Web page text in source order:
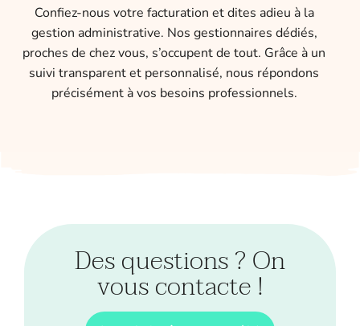
Confiez-nous votre facturation et dites adieu à la
gestion administrative. Nos gestionnaires dédiés,
proches de chez vous, s’occupent de tout. Grâce à un
suivi transparent et personnalisé, nous répondons
précisément à vos besoins professionnels.
Des questions ? On
vous contacte !